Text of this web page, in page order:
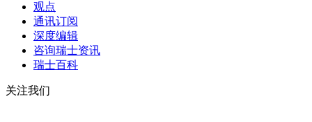
观点
通讯订阅
深度编辑
咨询瑞士资讯
瑞士百科
关注我们